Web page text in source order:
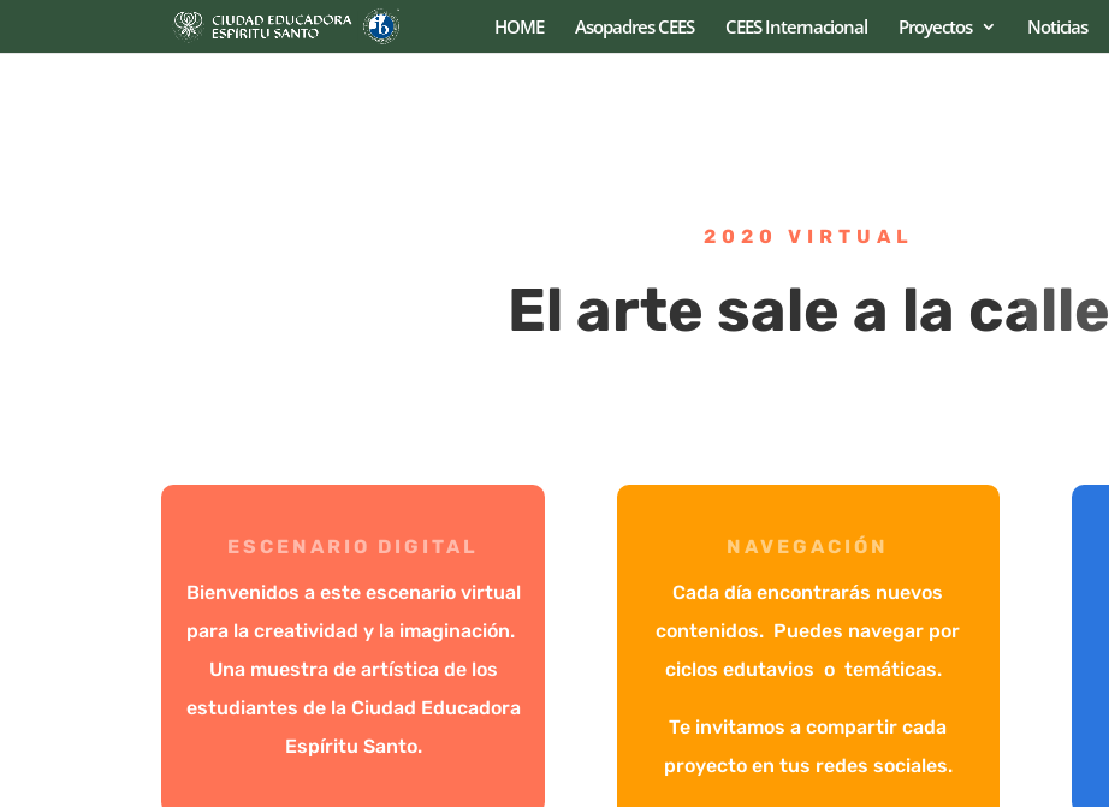
HOME Asopadres CEES CEES Internacional Proyectos Noticias
2020 VIRTUAL
El arte sale a la calle
ESCENARIO DIGITAL
Bienvenidos a este escenario virtual
para la creatividad y la imaginación.
Una muestra de artística de los
estudiantes de la Ciudad Educadora
Espíritu Santo.
NAVEGACIÓN
Cada día encontrarás nuevos
contenidos. Puedes navegar por
ciclos edutavios o temáticas.
Te invitamos a compartir cada
proyecto en tus redes sociales.